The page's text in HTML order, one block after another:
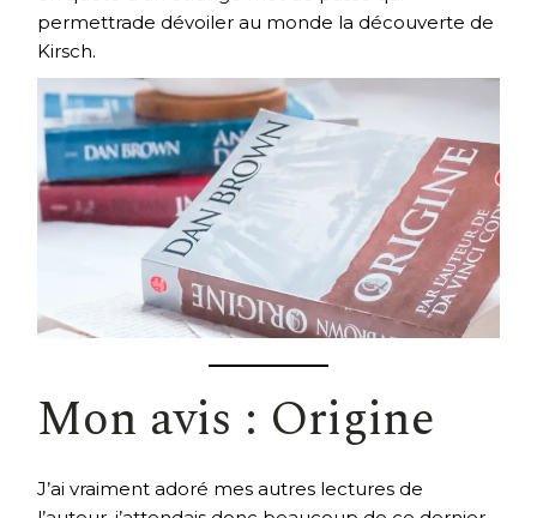
permettrade dévoiler au monde la découverte de
Kirsch.
Mon avis : Origine
J’ai vraiment adoré mes autres lectures de